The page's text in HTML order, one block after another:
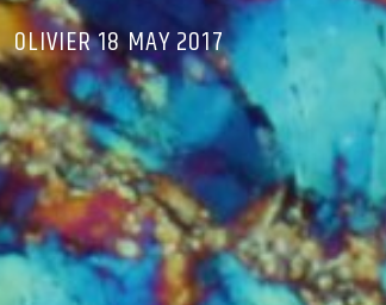
OLIVIER 18 MAY 2017